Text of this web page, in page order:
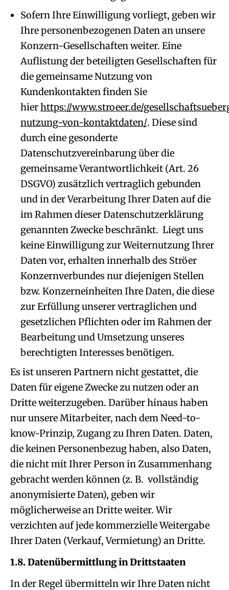
Sofern Ihre Einwilligung vorliegt, geben wir
Ihre personenbezogenen Daten an unsere
Konzern-Gesellschaften weiter. Eine
Auflistung der beteiligten Gesellschaften für
die gemeinsame Nutzung von
Kundenkontakten finden Sie
hierhttps://www.stroeer.de/
nutzung-von-kontaktdaten/. Diese sind
durch eine gesonderte
Datenschutzvereinbarung über die
gemeinsame Verantwortlichkeit (Art. 26
DSGVO) zusätzlich vertraglich gebunden
und in der Verarbeitung Ihrer Daten auf die
im Rahmen dieser Datenschutzerklärung
genannten Zwecke beschränkt. Liegt uns
keine Einwilligung zur Weiternutzung Ihrer
Daten vor, erhalten innerhalb des Ströer
Konzernverbundes nur diejenigen Stellen
bzw. Konzerneinheiten Ihre Daten, die diese
zur Erfüllung unserer vertraglichen und
gesetzlichen Pflichten oder im Rahmen der
Bearbeitung und Umsetzung unseres
berechtigten Interesses benötigen.
Es ist unseren Partnern nicht gestattet, die
Daten für eigene Zwecke zu nutzen oder an
Dritte weiterzugeben. Darüber hinaus haben
nur unsere Mitarbeiter, nach dem Need-to-
know-Prinzip, Zugang zu Ihren Daten. Daten,
die keinen Personenbezug haben, also Daten,
die nicht mit Ihrer Person in Zusammenhang
gebracht werden können (z. B. vollständig
anonymisierte Daten), geben wir
möglicherweise an Dritte weiter. Wir
verzichten auf jede kommerzielle Weitergabe
Ihrer Daten (Verkauf, Vermietung) an Dritte.
1.8. Datenübermittlung in Drittstaaten
In der Regel übermitteln wir Ihre Daten nicht